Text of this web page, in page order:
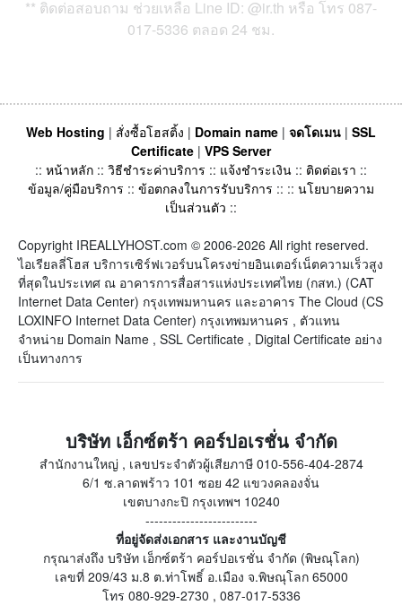
** ติดต่อสอบถาม ช่วยเหลือ Line ID: @ir.th หรือ โทร 087-
017-5336 ตลอด 24 ชม.
Web Hosting | สั่งซื้อโฮสติ้ง | Domain name | จดโดเมน | SSL
Certificate | VPS Server
:: หน้าหลัก :: วิธีชำระค่าบริการ :: แจ้งชำระเงิน :: ติดต่อเรา ::
ข้อมูล/คู่มือบริการ :: ข้อตกลงในการรับบริการ :: :: นโยบายความ
เป็นส่วนตัว ::
Copyright IREALLYHOST.com © 2006-2026 All right reserved.
ไอเรียลลี่โฮส บริการเซิร์ฟเวอร์บนโครงข่ายอินเตอร์เน็ตความเร็วสูง
ที่สุดในประเทศ ณ อาคารการสื่อสารแห่งประเทศไทย (กสท.) (CAT
Internet Data Center) กรุงเทพมหานคร และอาคาร The Cloud (CS
LOXINFO Internet Data Center) กรุงเทพมหานคร , ตัวแทน
จำหน่าย Domain Name , SSL Certificate , Digital Certificate อย่าง
เป็นทางการ
บริษัท เอ็กซ์ตร้า คอร์ปอเรชั่น จำกัด
สำนักงานใหญ่ , เลขประจำตัวผู้เสียภาษี 010-556-404-2874
6/1 ซ.ลาดพร้าว 101 ซอย 42 แขวงคลองจั่น
เขตบางกะปิ กรุงเทพฯ 10240
-------------------------
ที่อยู่จัดส่งเอกสาร และงานบัญชี
กรุณาส่งถึง บริษัท เอ็กซ์ตร้า คอร์ปอเรชั่น จำกัด (พิษณุโลก)
เลขที่ 209/43 ม.8 ต.ท่าโพธิ์ อ.เมือง จ.พิษณุโลก 65000
โทร 080-929-2730 , 087-017-5336